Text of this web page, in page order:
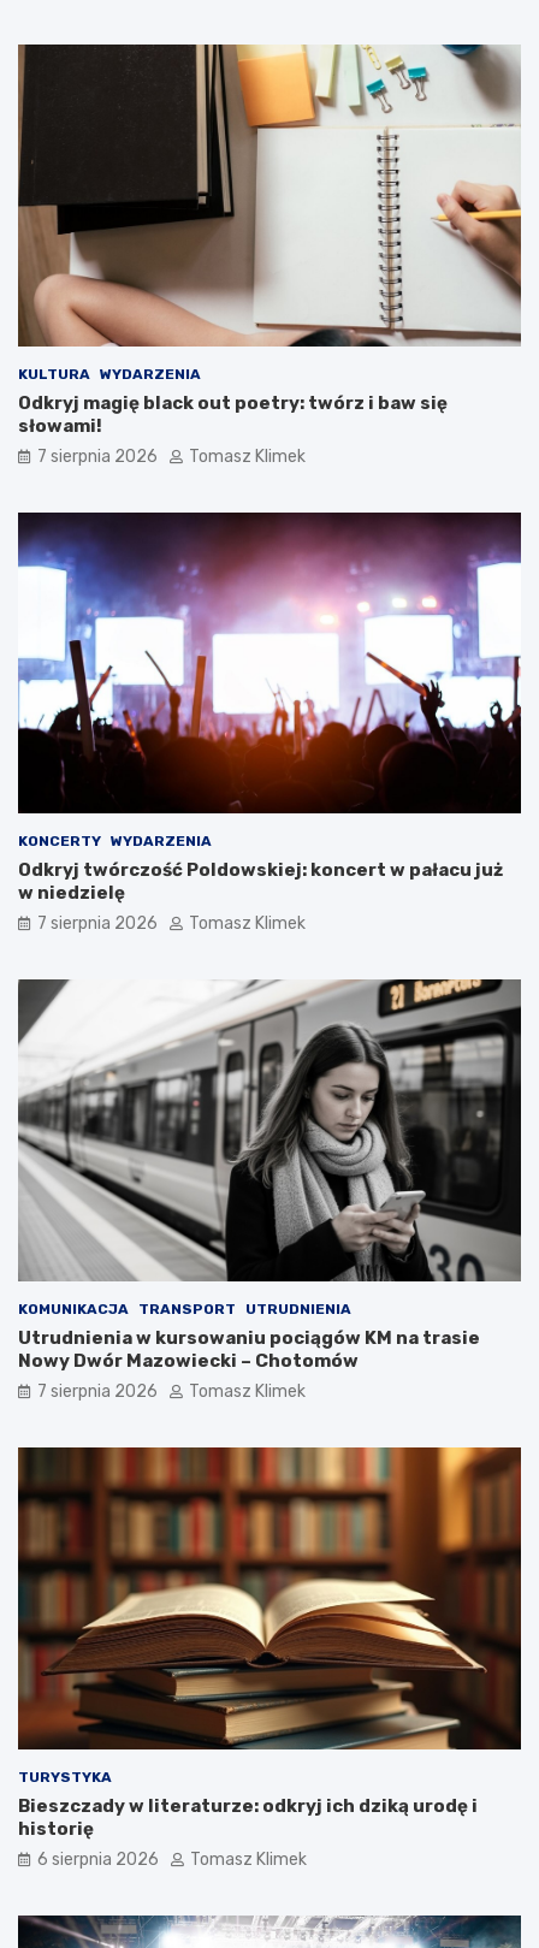
KULTURA WYDARZENIA
Odkryj magię black out poetry: twórz i baw się
słowami!
7 sierpnia 2026 Tomasz Klimek
KONCERTY WYDARZENIA
Odkryj twórczość Poldowskiej: koncert w pałacu już
w niedzielę
7 sierpnia 2026 Tomasz Klimek
KOMUNIKACJA TRANSPORT UTRUDNIENIA
Utrudnienia w kursowaniu pociągów KM na trasie
Nowy Dwór Mazowiecki – Chotomów
7 sierpnia 2026 Tomasz Klimek
TURYSTYKA
Bieszczady w literaturze: odkryj ich dziką urodę i
historię
6 sierpnia 2026 Tomasz Klimek